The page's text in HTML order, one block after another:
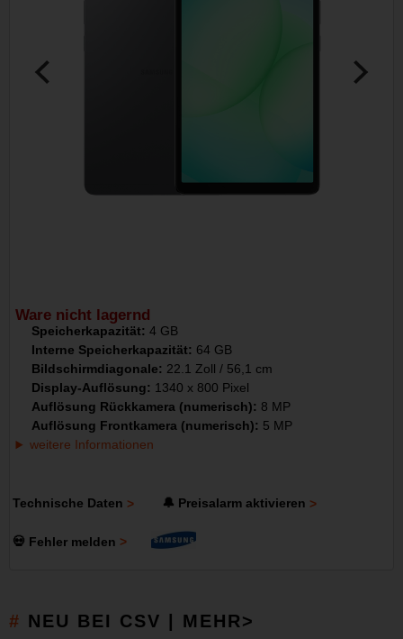
Ware nicht lagernd
Speicherkapazität: 4 GB
Interne Speicherkapazität: 64 GB
Bildschirmdiagonale: 22.1 Zoll / 56,1 cm
Display-Auflösung: 1340 x 800 Pixel
Auflösung Rückkamera (numerisch): 8 MP
Auflösung Frontkamera (numerisch): 5 MP
weitere Informationen
Technische Daten 🔔 Preisalarm aktivieren
💀 Fehler melden
NEU BEI CSV | MEHR>